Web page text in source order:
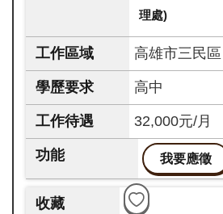
理處)
高雄市三民區
高中
32,000元/月
我要應徵